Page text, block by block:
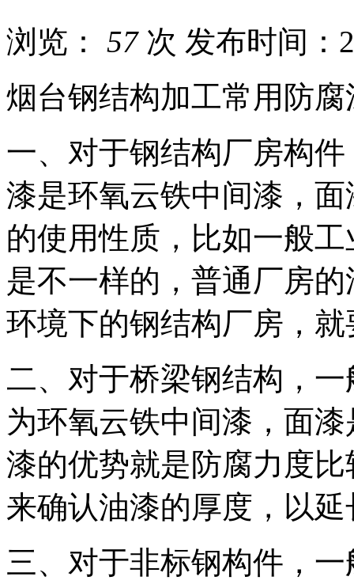
浏览： 57 次 发布时间：
烟台钢结构加工常用防腐
一、对于钢结构厂房构
漆是环氧云铁中间漆，
的使用性质，比如一般
是不一样的，普通厂房
环境下的钢结构厂房，
二、对于桥梁钢结构，
为环氧云铁中间漆，面
漆的优势就是防腐力度
来确认油漆的厚度，以
三、对于非标钢构件，